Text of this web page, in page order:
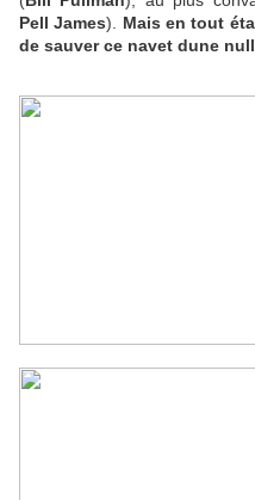
Pell James). Mais en tout
de sauver ce navet dune